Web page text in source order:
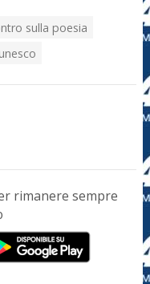
sulla poesia
rimanere sempre